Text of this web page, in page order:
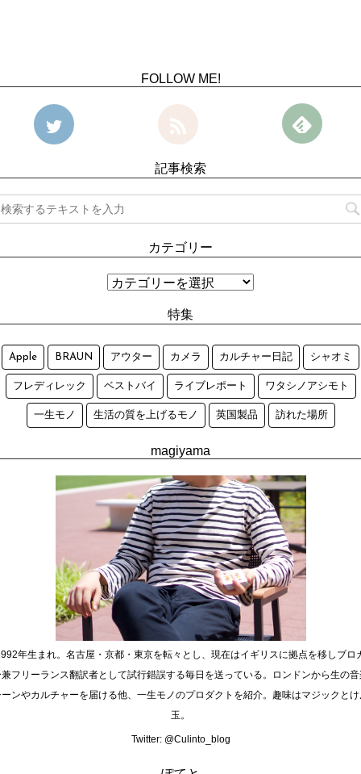
FOLLOW ME!
記事検索
カテゴリー
特集
Apple BRAUN アウター カメラ カルチャー日記 シャオミ
フレディレック ベストバイ ライブレポート ワタシノアシモト
一生モノ 生活の質を上げるモノ 英国製品 訪れた場所
magiyama
年生まれ。名古屋・京都・東京を転々とし、現在はイギリスに拠点を移しブロ
フリーランス翻訳者として試行錯誤する毎日を送っている。ロンドンから生の
ンやカルチャーを届ける他、一生モノのプロダクトを紹介。趣味はマジックと
玉。
Twitter: @Culinto_blog